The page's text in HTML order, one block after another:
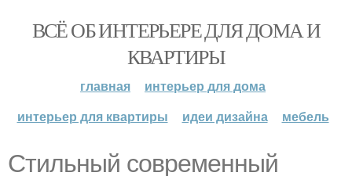
ВСЁ ОБ ИНТЕРЬЕРЕ ДЛЯ ДОМА И
КВАРТИРЫ
главная
интерьер для дома
интерьер для квартиры
идеи дизайна мебель
Стильный современный